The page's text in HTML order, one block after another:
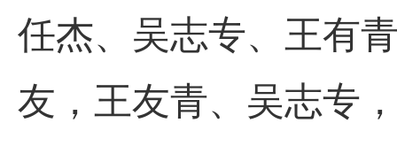
任杰、 吴志专、 王有
友 ， 王友青、 吴志专